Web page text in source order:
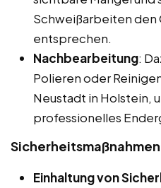
Schweißarbeiten den
entsprechen.
Nachbearbeitung:
Polieren oder
Neustadt in Holstein,
professionelles
Einhaltung von